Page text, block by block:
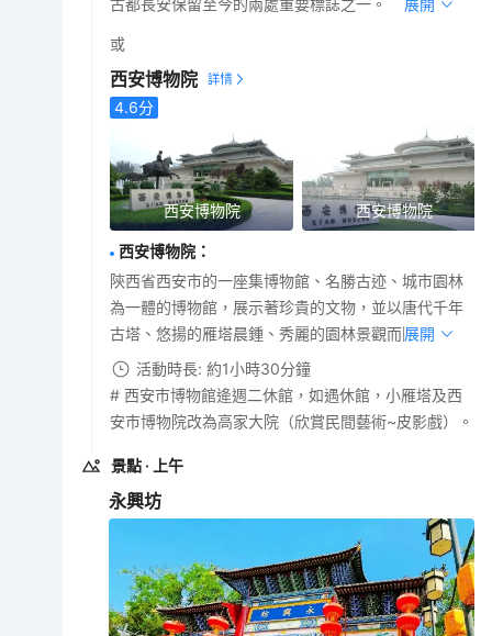
古都長安保留至今的兩處重要標誌之一。
展開
或
西安博物院
4.6分
西安博物院 西安博物院
西安博物院 ：
陝西省西安市的一座集博物館、名勝古迹、城市園林
為一體的博物館，展示著珍貴的文物，並以唐代千年
古塔、悠揚的雁塔晨鍾、秀麗的園林景觀而聞名。
展開
活動時長: 約1小時30分鐘
# 西安巿博物館逄週二休館，如遇休館，小雁塔及西
安巿博物院改為高家大院（欣賞民間藝術~皮影戲）。
景點 · 上午
永興坊